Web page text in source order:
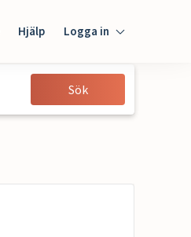
Hjälp Logga in
Gäst
Sök